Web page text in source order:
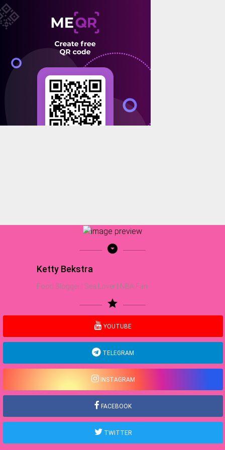
arrow_drop_down_circle
Ketty Bekstra
Food Blogger | Sea Lover | NBA Fan
star
YOUTUBE
TELEGRAM
INSTAGRAM
FACEBOOK
TWITTER